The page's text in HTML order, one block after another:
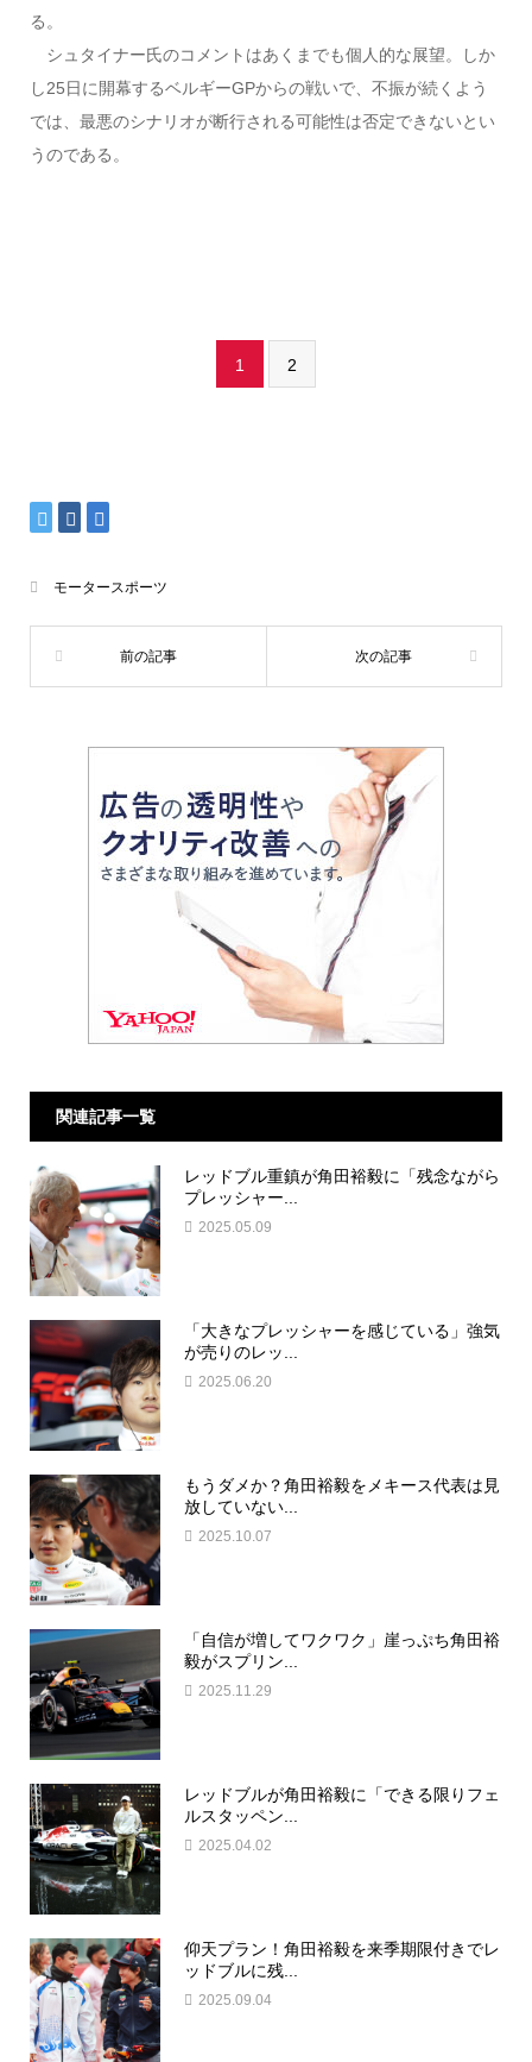
る。
シュタイナー氏のコメントはあくまでも個人的な展望。しか
し25日に開幕するベルギーGPからの戦いで、不振が続くよう
では、最悪のシナリオが断行される可能性は否定できないとい
うのである。
1 2
モータースポーツ
関連記事一覧
レッドブル重鎮が角田裕毅に「残念ながら
プレッシャー...
2025.05.09
「大きなプレッシャーを感じている」強気
が売りのレッ...
2025.06.20
もうダメか？角田裕毅をメキース代表は見
放していない...
2025.10.07
「自信が増してワクワク」崖っぷち角田裕
毅がスプリン...
2025.11.29
レッドブルが角田裕毅に「できる限りフェ
ルスタッペン...
2025.04.02
仰天プラン！角田裕毅を来季期限付きでレ
ッドブルに残...
2025.09.04